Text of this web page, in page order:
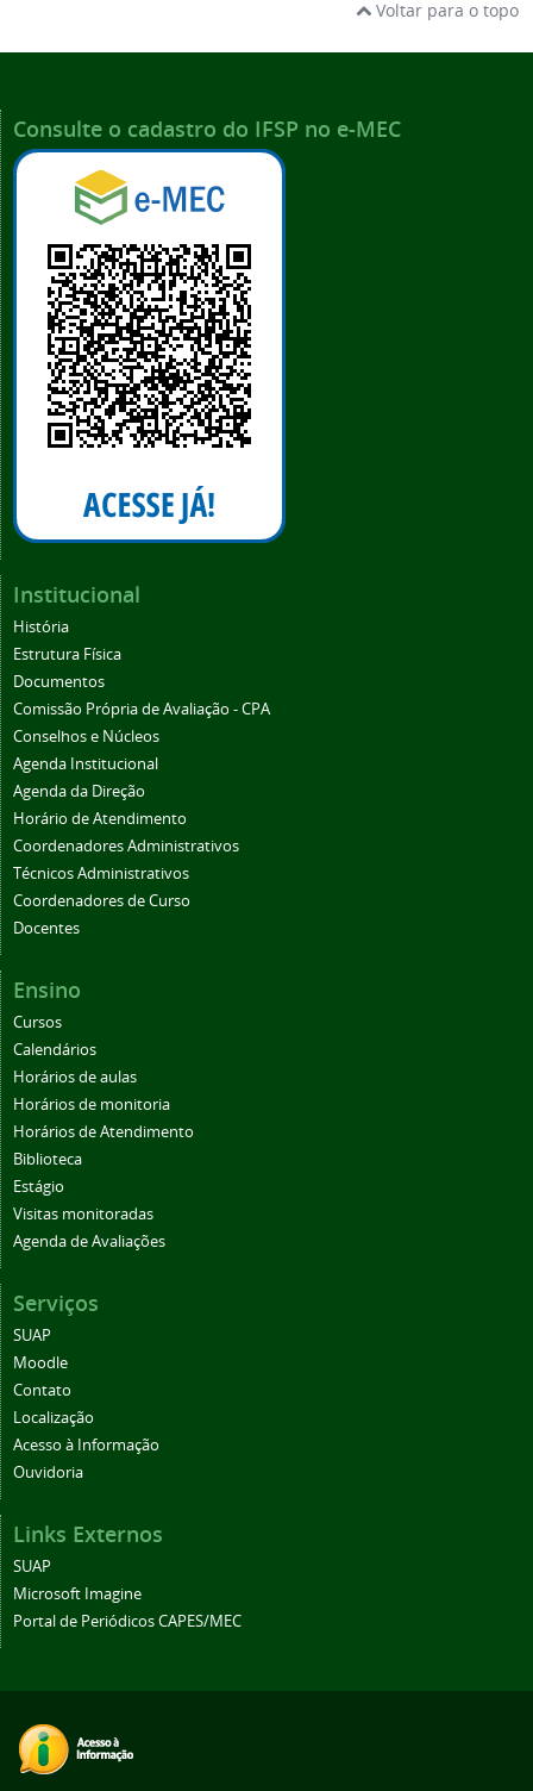
Voltar para o topo
Consulte o cadastro do IFSP no e-MEC
Institucional
História
Estrutura Física
Documentos
Comissão Própria de Avaliação - CPA
Conselhos e Núcleos
Agenda Institucional
Agenda da Direção
Horário de Atendimento
Coordenadores Administrativos
Técnicos Administrativos
Coordenadores de Curso
Docentes
Ensino
Cursos
Calendários
Horários de aulas
Horários de monitoria
Horários de Atendimento
Biblioteca
Estágio
Visitas monitoradas
Agenda de Avaliações
Serviços
SUAP
Moodle
Contato
Localização
Acesso à Informação
Ouvidoria
Links Externos
SUAP
Microsoft Imagine
Portal de Periódicos CAPES/MEC